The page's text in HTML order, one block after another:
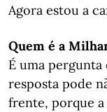
Agora estou a
Quem é a
É uma
resposta pode
frente, porque a